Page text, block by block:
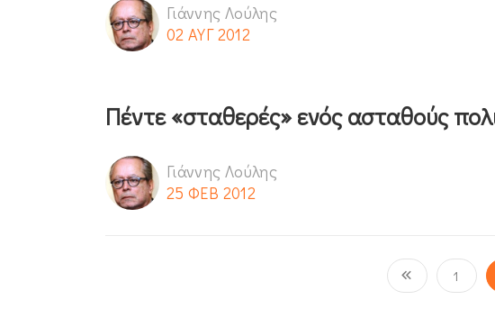
Γιάννης Λούλης
02 ΑΥΓ 2012
Πέντε «σταθερές» ενός ασταθούς
Γιάννης Λούλης
25 ΦΕΒ 2012
1